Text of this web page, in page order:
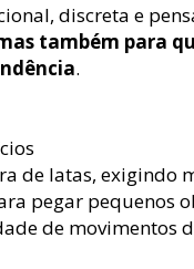
discreta e
também para
.
de latas, exigindo
pegar pequenos
de movimentos